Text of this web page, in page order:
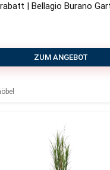
| Bellagio Burano
ZUM ANGEBOT